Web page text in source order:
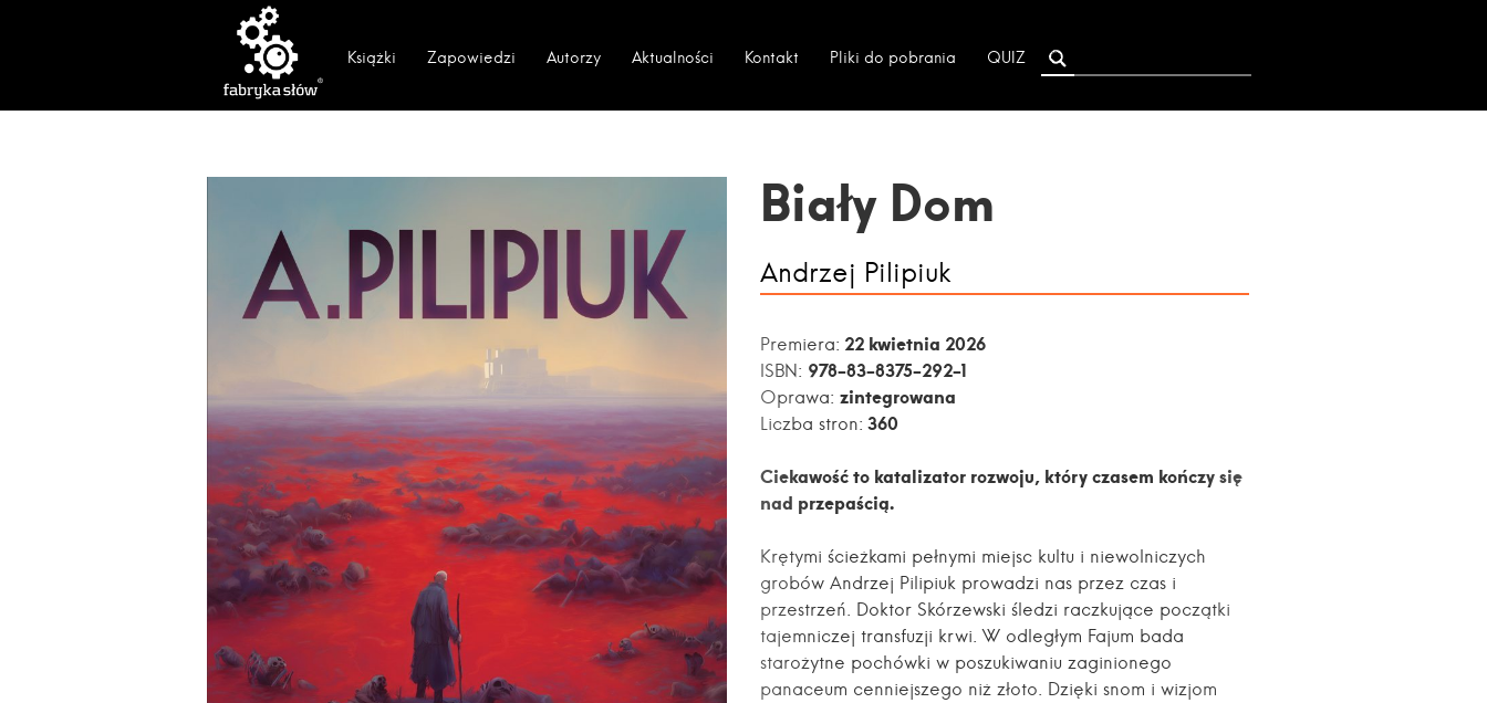
Książki Zapowiedzi Autorzy Aktualności Kontakt Pliki do pobrania QUIZ
Biały Dom
Andrzej Pilipiuk
Premiera: 22 kwietnia 2026
ISBN: 978-83-8375-292-1
Oprawa: zintegrowana
Liczba stron: 360
Ciekawość to katalizator rozwoju, który czasem kończy się
nad przepaścią.
Krętymi ścieżkami pełnymi miejsc kultu i niewolniczych
grobów Andrzej Pilipiuk prowadzi nas przez czas i
przestrzeń. Doktor Skórzewski śledzi raczkujące początki
tajemniczej transfuzji krwi. W odległym Fajum bada
starożytne pochówki w poszukiwaniu zaginionego
panaceum cenniejszego niż złoto. Dzięki snom i wizjom